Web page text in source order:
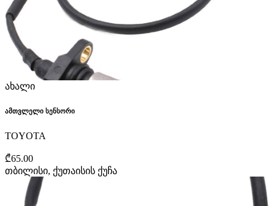
ახალი
ამთვლელი სენსორი
TOYOTA
₾65.00
თბილისი, ქუთაისის ქუჩა